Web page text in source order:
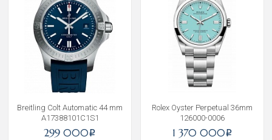
Breitling Colt Automatic 44 mm
A17388101C1S1
299 000i
Rolex Oyster Perpetual 36mm
126000-0006
1 370 000i